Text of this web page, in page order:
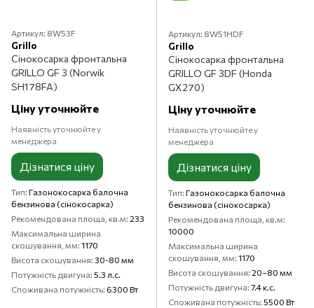
Артикул: 8W53F
Grillo
Сінокосарка фронтальна
GRILLO GF 3 (Norwik
SH178FA)
Ціну уточнюйте
Наявність уточнюйте у
менеджера
Дізнатися ціну
Тип Газонокосарка балочна
бензинова (сінокосарка)
Рекомендована площа, кв.м 233
Максимальна ширина
скошування, мм 1170
Висота скошування 30-80 мм
Потужність двигуна 5.3 л.с.
Споживана потужність 6300 Вт
Артикул: 8W51HDF
Grillo
Сінокосарка фронтальна
GRILLO GF 3DF (Honda
GX270)
Ціну уточнюйте
Наявність уточнюйте у
менеджера
Дізнатися ціну
Тип Газонокосарка балочна
бензинова (сінокосарка)
Рекомендована площа, кв.м
10000
Максимальна ширина
скошування, мм 1170
Висота скошування 20–80 мм
Потужність двигуна 7.4 к.с.
Споживана потужність 5500 Вт